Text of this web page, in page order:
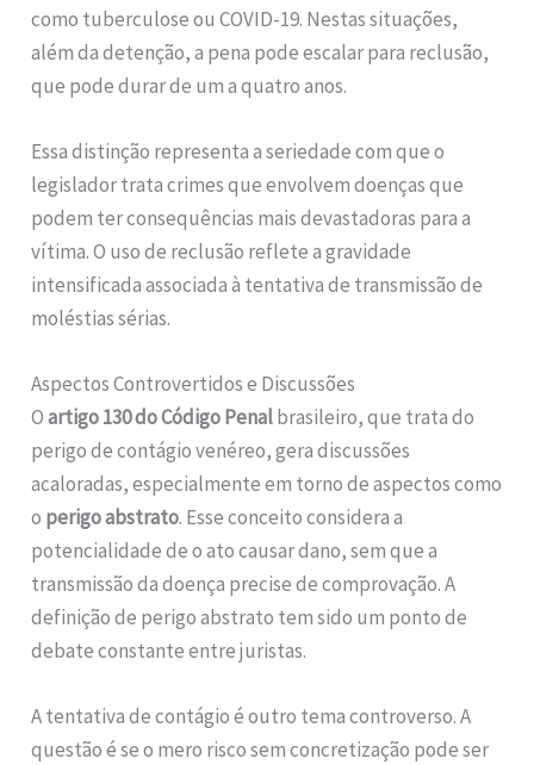
como tuberculose ou COVID-19. Nestas situações,
além da detenção, a pena pode escalar para reclusão,
que pode durar de um a quatro anos.
Essa distinção representa a seriedade com que o
legislador trata crimes que envolvem doenças que
podem ter consequências mais devastadoras para a
vítima. O uso de reclusão reflete a gravidade
intensificada associada à tentativa de transmissão de
moléstias sérias.
Aspectos Controvertidos e Discussões
Oartigo 130 do Código Penalbrasileiro, que trata do
perigo de contágio venéreo, gera discussões
acaloradas, especialmente em torno de aspectos como
o perigo abstrato. Esse conceito considera a
potencialidade de o ato causar dano, sem que a
transmissão da doença precise de comprovação. A
definição de perigo abstrato tem sido um ponto de
debate constante entre juristas.
A tentativa de contágio é outro tema controverso. A
questão é se o mero risco sem concretização pode ser